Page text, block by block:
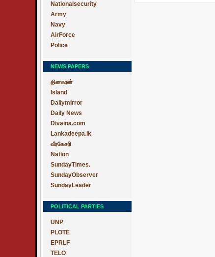
Nationalsecurity
Army
Navy
AirForce
Police
NEWS PAPERS
தினகரன்
Island
Dailymirror
Daily News
Divaina.com
Lankadeepa.lk
வீரகேசரி
Nation
SundayTimes.
SundayObserver
SundayLeader
POLITICAL PARTIES
UNP
PLOTE
EPRLF
TELO